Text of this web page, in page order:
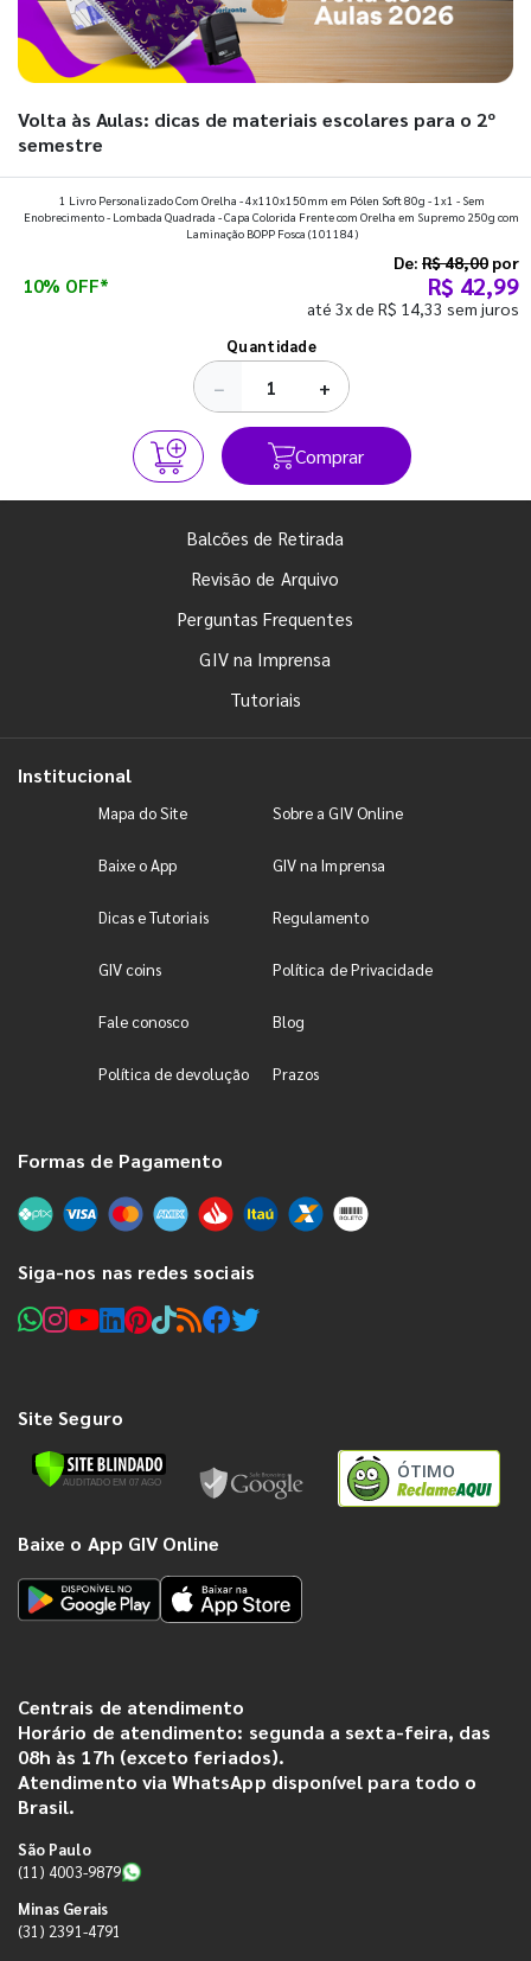
Volta às Aulas: dicas de materiais escolares para o 2º
semestre
Prepare a mochila, organize a rotina e descubra os materiais
que fazem toda diferença para começar o segundo
1 Livro Personalizado Com Orelha - 4x110x150mm em Pólen Soft 80g - 1x1 - Sem
Enobrecimento - Lombada Quadrada - Capa Colorida Frente com Orelha em Supremo 250g com
Laminação BOPP Fosca (101184)
10% OFF*
De: R$ 48,00 por
R$ 42,99
até 3x de R$ 14,33 sem juros
Quantidade
− +
Comprar
Balcões de Retirada
Revisão de Arquivo
Perguntas Frequentes
GIV na Imprensa
Tutoriais
Institucional
Mapa do Site Sobre a GIV Online
Baixe o App GIV na Imprensa
Dicas e Tutoriais Regulamento
GIV coins Política de Privacidade
Fale conosco Blog
Política de devolução Prazos
Formas de Pagamento
Siga-nos nas redes sociais
Site Seguro
ÓTIMO
Baixe o App GIV Online
Centrais de atendimento
Horário de atendimento: segunda a sexta-feira, das
08h às 17h (exceto feriados).
Atendimento via WhatsApp disponível para todo o
Brasil.
São Paulo
(11) 4003-9879
Minas Gerais
(31) 2391-4791